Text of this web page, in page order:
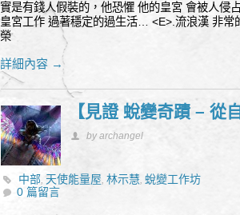
實是有錢人假裝的，他恐懼 他的皇宮 會被人
皇宮工作 過著穩定的過生活… <E>.流浪漢 非常
榮
詳細內容 →
【見證 蛻變奇蹟 – 從
by archangel
中部, 天使能量屋,林示慧,蛻變工作坊
0 篇留言